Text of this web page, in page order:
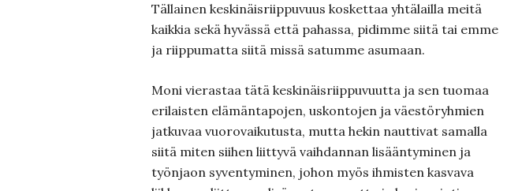
Tällainen keskinäisriippuvuus koskettaa yhtälailla meitä
kaikkia sekä hyvässä että pahassa, pidimme siitä tai emme
ja riippumatta siitä missä satumme asumaan.
Moni vierastaa tätä keskinäisriippuvuutta ja sen tuomaa
erilaisten elämäntapojen, uskontojen ja väestöryhmien
jatkuvaa vuorovaikutusta, mutta hekin nauttivat samalla
siitä miten siihen liittyvä vaihdannan lisääntyminen ja
työnjaon syventyminen, johon myös ihmisten kasvava